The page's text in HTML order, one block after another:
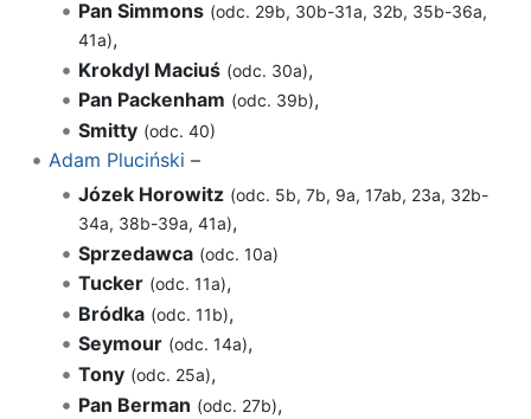
Pan Simmons (odc. 29b, 30b-31a, 32b, 35b-36a,
41a),
Krokdyl Maciuś (odc. 30a),
Pan Packenham (odc. 39b),
Smitty (odc. 40)
Adam Pluciński –
Józek Horowitz (odc. 5b, 7b, 9a, 17ab, 23a, 32b-
34a, 38b-39a, 41a),
Sprzedawca (odc. 10a)
Tucker (odc. 11a),
Bródka (odc. 11b),
Seymour (odc. 14a),
Tony (odc. 25a),
Pan Berman (odc. 27b),